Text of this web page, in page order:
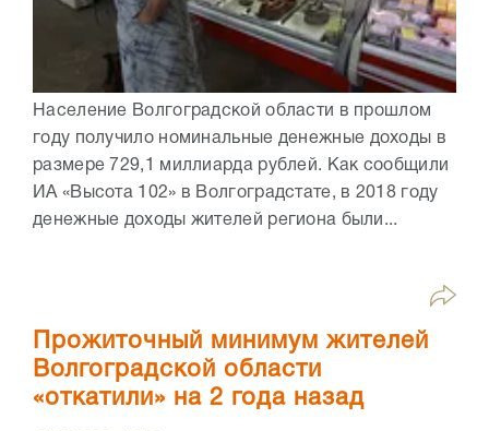
Население Волгоградской области в прошлом
году получило номинальные денежные доходы в
размере 729,1 миллиарда рублей. Как сообщили
ИА «Высота 102» в Волгоградстате, в 2018 году
денежные доходы жителей региона были...
Прожиточный минимум жителей
Волгоградской области
«откатили» на 2 года назад